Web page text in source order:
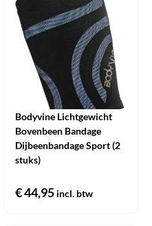
Bodyvine Lichtgewicht
Bovenbeen Bandage
Dijbeenbandage Sport (2
stuks)
€44,95 incl. btw